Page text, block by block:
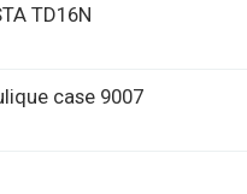
TD16N
case 9007